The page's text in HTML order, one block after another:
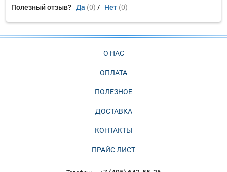
Полезный отзыв? Да (0) / Нет (0)
О НАС
ОПЛАТА
ПОЛЕЗНОЕ
ДОСТАВКА
КОНТАКТЫ
ПРАЙС ЛИСТ